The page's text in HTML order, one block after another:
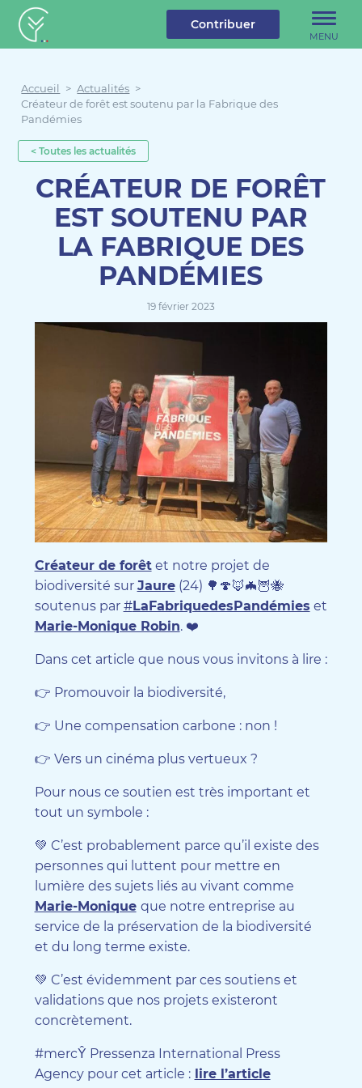
Créateur de forêt
MENU
Contribuer
Accueil > Actualités >
Créateur de forêt est soutenu par la Fabrique des
Pandémies
< Toutes les actualités
CRÉATEUR DE FORÊT
EST SOUTENU PAR
LA FABRIQUE DES
PANDÉMIES
19 février 2023
Créateur de forêtet notre projet de
biodiversité sur Jaure(24) 🌳🍄🦊🦇🦉🐝
soutenus par #LaFabriquedesPandémies et
Marie-Monique Robin. ❤️
Dans cet article que nous vous invitons à lire :
👉 Promouvoir la biodiversité,
👉 Une compensation carbone : non !
👉 Vers un cinéma plus vertueux ?
Pour nous ce soutien est très important et
tout un symbole :
💚 C’est probablement parce qu’il existe des
personnes qui luttent pour mettre en
lumière des sujets liés au vivant comme
Marie-Monique que notre entreprise au
service de la préservation de la biodiversité
et du long terme existe.
💚 C’est évidemment par ces soutiens et
validations que nos projets existeront
concrètement.
#mercŶ Pressenza International Press
Agency pour cet article : lire l’article